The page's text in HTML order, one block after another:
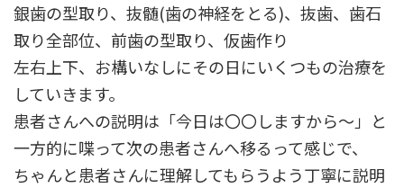
銀歯の型取り、抜髄(歯の神経をとる)、抜歯、歯石
取り全部位、前歯の型取り、仮歯作り
左右上下、お構いなしにその日にいくつもの治療を
していきます。
患者さんへの説明は「今日は〇〇しますから～」と
一方的に喋って次の患者さんへ移るって感じで、
ちゃんと患者さんに理解してもらうよう丁寧に説明